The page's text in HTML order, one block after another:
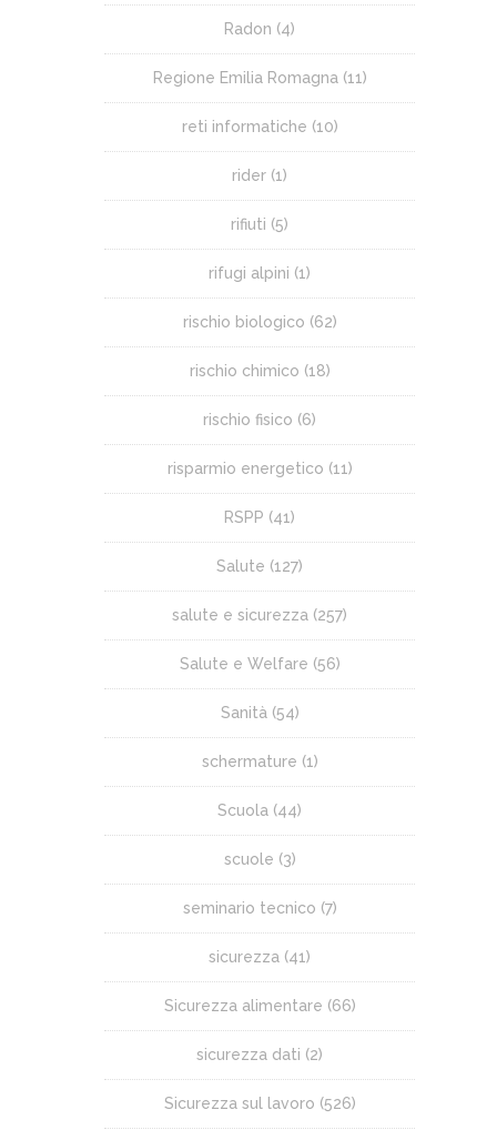
Radon (4)
Regione Emilia Romagna(11)
reti informatiche (10)
rider (1)
rifiuti (5)
rifugi alpini (1)
rischio biologico (62)
rischio chimico (18)
rischio fisico (6)
risparmio energetico (11)
RSPP (41)
Salute (127)
salute e sicurezza (257)
Salute e Welfare (56)
Sanità(54)
schermature (1)
Scuola (44)
scuole (3)
seminario tecnico (7)
sicurezza (41)
Sicurezza alimentare (66)
sicurezza dati (2)
Sicurezza sul lavoro (526)